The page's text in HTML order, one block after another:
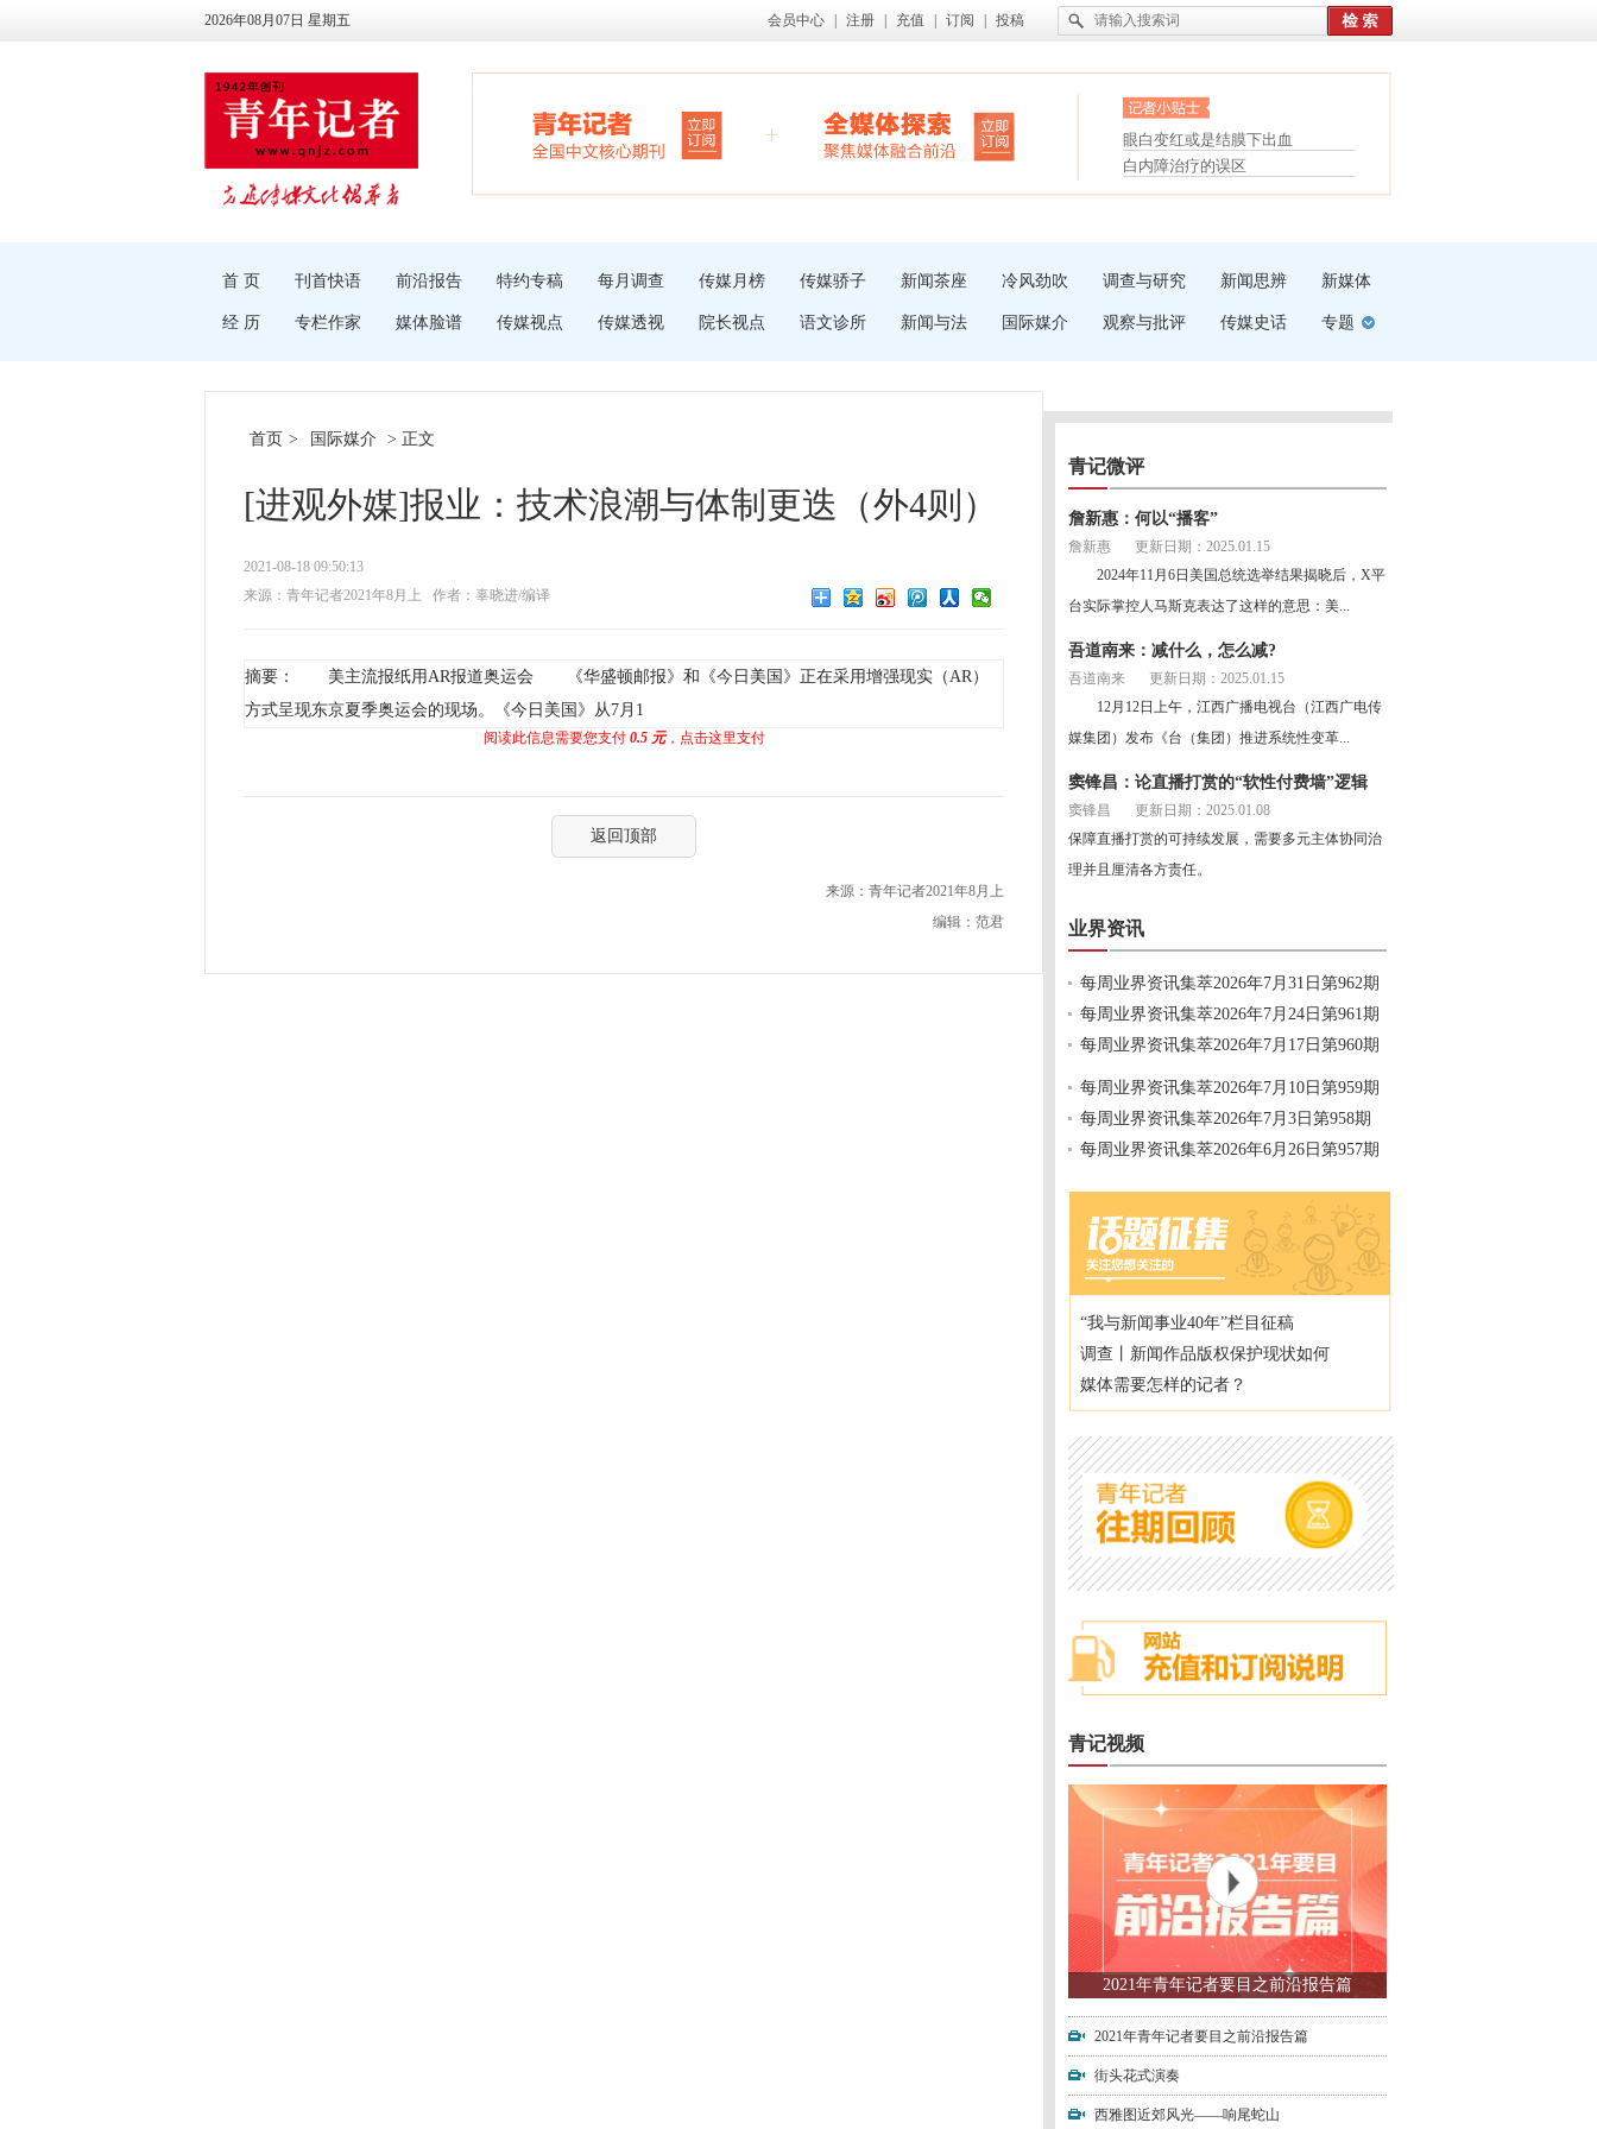
2026年08月07日 星期五 会员中心 注册 充值 订阅 投稿
眼白变红或是结膜下出血
“枝桠”“树桠”宜写成“枝...
夏天缓解疲劳有三招
护腰，摆脱六大坏习惯
受伤了冰敷还是热敷
白内障治疗的误区
首 页 刊首快语 前沿报告 特约专稿 每月调查 传媒月榜 传媒骄子 新闻茶座 冷风劲吹 调查与研究 新闻思辨 新媒体
经 历 专栏作家 媒体脸谱 传媒视点 传媒透视 院长视点 语文诊所 新闻与法 国际媒介 观察与批评 传媒史话 专题
首页 > 国际媒介 > 正文
[进观外媒]报业：技术浪潮与体制更迭（外4则）
2021-08-18 09:50:13
来源：青年记者2021年8月上
作者：辜晓进/编译
摘要： 美主流报纸用AR报道奥运会 《华盛顿邮报》和《今日美国》正在采用增强现实（AR）
方式呈现东京夏季奥运会的现场。《今日美国》从7月1
阅读此信息需要您支付 0.5 元，点击这里支付
返回顶部
来源：青年记者2021年8月上
编辑：范君
青记微评
詹新惠：何以“播客”
詹新惠
更新日期：2025.01.15
2024年11月6日美国总统选举结果揭晓后，X平
台实际掌控人马斯克表达了这样的意思：美...
吾道南来：减什么，怎么减?
吾道南来
更新日期：2025.01.15
12月12日上午，江西广播电视台（江西广电传
媒集团）发布《台（集团）推进系统性变革...
窦锋昌：论直播打赏的“软性付费墙”逻辑
窦锋昌
更新日期：2025.01.08
保障直播打赏的可持续发展，需要多元主体协同治
理并且厘清各方责任。
业界资讯
每周业界资讯集萃2026年7月31日第962期
每周业界资讯集萃2026年7月24日第961期
每周业界资讯集萃2026年7月17日第960期
每周业界资讯集萃2026年7月10日第959期
每周业界资讯集萃2026年7月3日第958期
每周业界资讯集萃2026年6月26日第957期
“我与新闻事业40年”栏目征稿
调查丨新闻作品版权保护现状如何
媒体需要怎样的记者？
青记视频
2021年青年记者要目之前沿报告篇
2021年青年记者要目之前沿报告篇
街头花式演奏
西雅图近郊风光——响尾蛇山